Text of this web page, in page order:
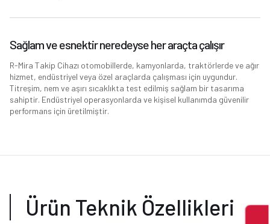
Sağlam ve esnektir neredeyse her araçta çalışır
R-Mira Takip Cihazı otomobillerde, kamyonlarda, traktörlerde ve ağır
hizmet, endüstriyel veya özel araçlarda çalışması için uygundur.
Titreşim, nem ve aşırı sıcaklıkta test edilmiş sağlam bir tasarıma
sahiptir. Endüstriyel operasyonlarda ve kişisel kullanımda güvenilir
performans için üretilmiştir.
Ürün Teknik Özellikleri